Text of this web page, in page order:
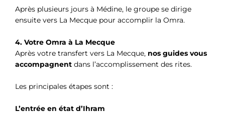
Après plusieurs jours à Médine, le groupe se dirige
ensuite vers La Mecque pour accomplir la Omra.
4. Votre Omra à La Mecque
Après votre transfert vers La Mecque, nos guides vous
accompagnent dans l’accomplissement des rites.
Les principales étapes sont :
L’entrée en état d’Ihram